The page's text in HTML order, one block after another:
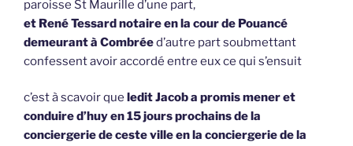
paroisse St Maurille d’une part,
et René Tessard notaire en la cour de Pouancé
demeurant à Combréed’autre part soubmettant
confessent avoir accordé entre eux ce qui s’ensuit
c’est à scavoir que ledit Jacob a promis mener et
conduire d’huy en 15 jours prochains de la
conciergerie de ceste ville en la conciergerie de la